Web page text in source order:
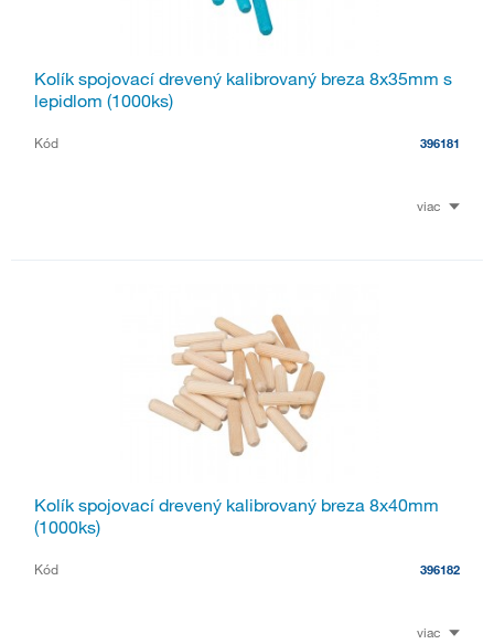
Kolík spojovací drevený kalibrovaný breza 8x35mm s
lepidlom (1000ks)
Kód 396181
viac
Kolík spojovací drevený kalibrovaný breza 8x40mm
(1000ks)
Kód 396182
viac